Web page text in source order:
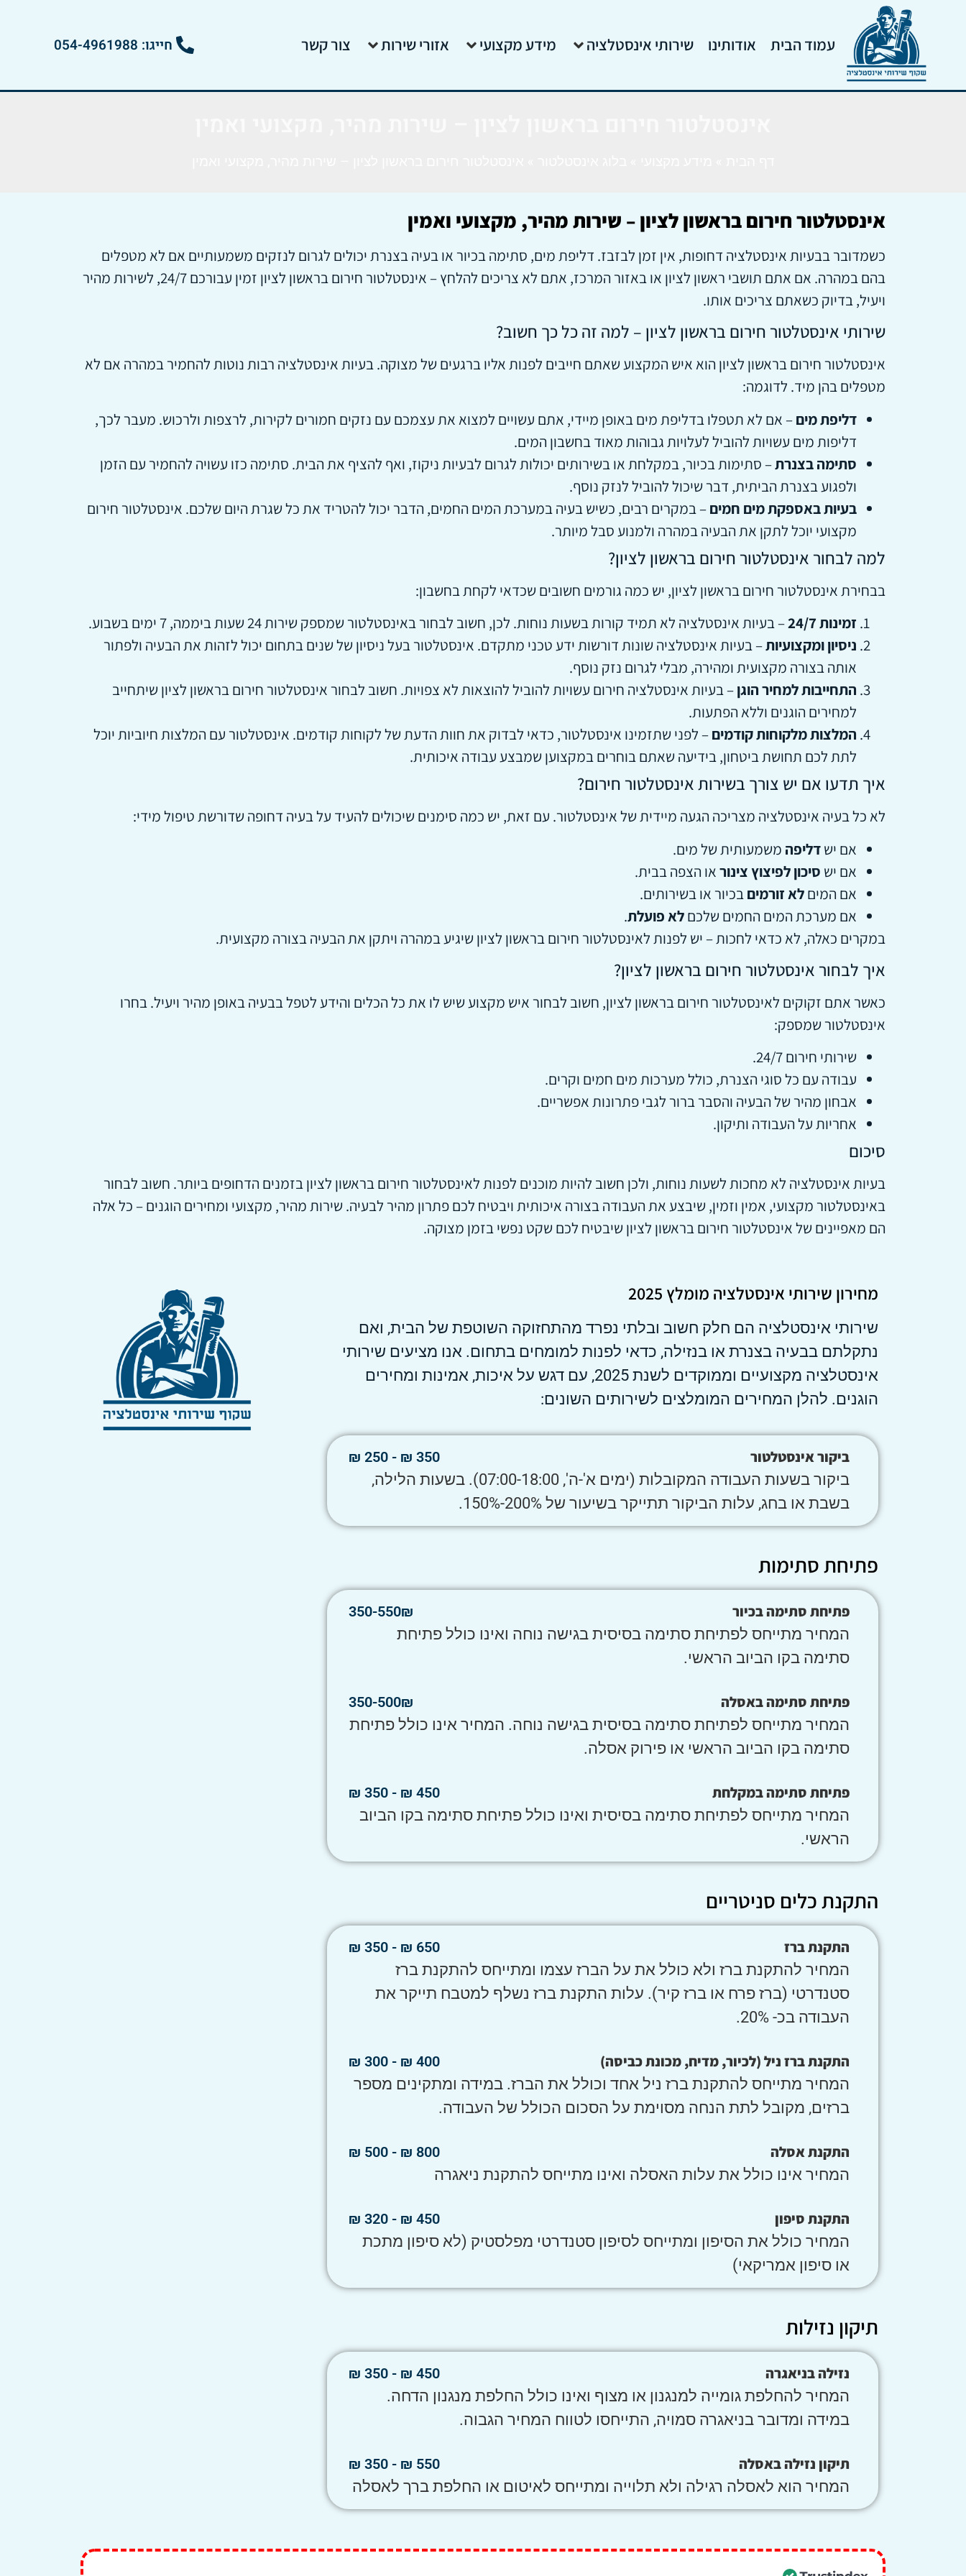
עמוד הבית אודותינו שירותי אינסטלציה מידע מקצועי אזורי שירות צור קשר חייגו: 054-4961988
אינסטלטור חירום בראשון לציון – שירות מהיר, מקצועי ואמין
כשמדובר בבעיות אינסטלציה דחופות, אין זמן לבזבז. דליפת מים, סתימה בכיור או בעיה בצנרת יכולים לגרום לנזקים משמעותיים אם לא מטפלים
בהם במהרה. אם אתם תושבי ראשון לציון או באזור המרכז, אתם לא צריכים להלחץ – אינסטלטור חירום בראשון לציון זמין עבורכם 24/7, לשירות מהיר
ויעיל, בדיוק כשאתם צריכים אותו.
שירותי אינסטלטור חירום בראשון לציון – למה זה כל כך חשוב?
אינסטלטור חירום בראשון לציון הוא איש המקצוע שאתם חייבים לפנות אליו ברגעים של מצוקה. בעיות אינסטלציה רבות נוטות להחמיר במהרה אם לא
מטפלים בהן מיד. לדוגמה:
דליפת מים– אם לא תטפלו בדליפת מים באופן מיידי, אתם עשויים למצוא את עצמכם עם נזקים חמורים לקירות, לרצפות ולרכוש. מעבר לכך,
דליפות מים עשויות להוביל לעלויות גבוהות מאוד בחשבון המים.
סתימה בצנרת– סתימות בכיור, במקלחת או בשירותים יכולות לגרום לבעיות ניקוז, ואף להציף את הבית. סתימה כזו עשויה להחמיר עם הזמן
ולפגוע בצנרת הביתית, דבר שיכול להוביל לנזק נוסף.
בעיות באספקת מים חמים– במקרים רבים, כשיש בעיה במערכת המים החמים, הדבר יכול להטריד את כל שגרת היום שלכם. אינסטלטור חירום
מקצועי יוכל לתקן את הבעיה במהרה ולמנוע סבל מיותר.
למה לבחור אינסטלטור חירום בראשון לציון?
בבחירת אינסטלטור חירום בראשון לציון, יש כמה גורמים חשובים שכדאי לקחת בחשבון:
זמינות 24/7
– בעיות אינסטלציה לא תמיד קורות בשעות נוחות. לכן, חשוב לבחור באינסטלטור שמספק שירות 24 שעות ביממה, 7 ימים בשבוע.
ניסיון ומקצועיות– בעיות אינסטלציה שונות דורשות ידע טכני מתקדם. אינסטלטור בעל ניסיון של שנים בתחום יכול לזהות את הבעיה ולפתור
אותה בצורה מקצועית ומהירה, מבלי לגרום נזק נוסף.
התחייבות למחיר הוגן– בעיות אינסטלציה חירום עשויות להוביל להוצאות לא צפויות. חשוב לבחור אינסטלטור חירום בראשון לציון שיתחייב
למחירים הוגנים וללא הפתעות.
המלצות מלקוחות קודמים– לפני שתזמינו אינסטלטור, כדאי לבדוק את חוות הדעת של לקוחות קודמים. אינסטלטור עם המלצות חיוביות יוכל
לתת לכם תחושת ביטחון, בידיעה שאתם בוחרים במקצוען שמבצע עבודה איכותית.
איך תדעו אם יש צורך בשירות אינסטלטור חירום?
לא כל בעיה אינסטלציה מצריכה הגעה מיידית של אינסטלטור. עם זאת, יש כמה סימנים שיכולים להעיד על בעיה דחופה שדורשת טיפול מידי:
אם ישדליפה משמעותית של מים.
אם יש סיכון לפיצוץ צינוראו הצפה בבית.
אם המיםלא זורמיםבכיור או בשירותים.
אם מערכת המים החמים שלכםלא פועלת.
במקרים כאלה, לא כדאי לחכות – יש לפנות לאינסטלטור חירום בראשון לציון שיגיע במהרה ויתקן את הבעיה בצורה מקצועית.
איך לבחור אינסטלטור חירום בראשון לציון?
כאשר אתם זקוקים לאינסטלטור חירום בראשון לציון, חשוב לבחור איש מקצוע שיש לו את כל הכלים והידע לטפל בבעיה באופן מהיר ויעיל. בחרו
אינסטלטור שמספק:
שירותי חירום 24/7.
עבודה עם כל סוגי הצנרת, כולל מערכות מים חמים וקרים.
אבחון מהיר של הבעיה והסבר ברור לגבי פתרונות אפשריים.
אחריות על העבודה ותיקון.
סיכום
בעיות אינסטלציה לא מחכות לשעות נוחות, ולכן חשוב להיות מוכנים לפנות לאינסטלטור חירום בראשון לציון בזמנים הדחופים ביותר. חשוב לבחור
באינסטלטור מקצועי, אמין וזמין, שיבצע את העבודה בצורה איכותית ויבטיח לכם פתרון מהיר לבעיה. שירות מהיר, מקצועי ומחירים הוגנים – כל אלה
הם מאפיינים של אינסטלטור חירום בראשון לציון שיבטיח לכם שקט נפשי בזמן מצוקה.
מחירון שירותי אינסטלציה מומלץ 2025
שירותי אינסטלציה הם חלק חשוב ובלתי נפרד מהתחזוקה השוטפת של הבית, ואם
נתקלתם בבעיה בצנרת או בנזילה, כדאי לפנות למומחים בתחום. אנו מציעים שירותי
אינסטלציה מקצועיים וממוקדים לשנת 2025, עם דגש על איכות, אמינות ומחירים
הוגנים. להלן המחירים המומלצים לשירותים השונים:
ביקור אינסטלטור 350 ₪ - 250 ₪
ביקור בשעות העבודה המקובלות (ימים א'-ה', 07:00-18:00). בשעות הלילה,
בשבת או בחג, עלות הביקור תתייקר בשיעור של 200%-150%.
פתיחת סתימות
פתיחת סתימה בכיור 350-550₪
המחיר מתייחס לפתיחת סתימה בסיסית בגישה נוחה ואינו כולל פתיחת
סתימה בקו הביוב הראשי.
פתיחת סתימה באסלה 350-500₪
המחיר מתייחס לפתיחת סתימה בסיסית בגישה נוחה. המחיר אינו כולל פתיחת
סתימה בקו הביוב הראשי או פירוק אסלה.
פתיחת סתימה במקלחת 450 ₪ - 350 ₪
המחיר מתייחס לפתיחת סתימה בסיסית ואינו כולל פתיחת סתימה בקו הביוב
הראשי.
התקנת כלים סניטריים
התקנת ברז 650 ₪ - 350 ₪
המחיר להתקנת ברז ולא כולל את על הברז עצמו ומתייחס להתקנת ברז
סטנדרטי (ברז פרח או ברז קיר). עלות התקנת ברז נשלף למטבח תייקר את
העבודה בכ- 20%.
התקנת ברז ניל (לכיור, מדיח, מכונת כביסה) 400 ₪ - 300 ₪
המחיר מתייחס להתקנת ברז ניל אחד וכולל את הברז. במידה ומתקינים מספר
ברזים, מקובל לתת הנחה מסוימת על הסכום הכולל של העבודה.
התקנת אסלה 800 ₪ - 500 ₪
המחיר אינו כולל את עלות האסלה ואינו מתייחס להתקנת ניאגרה
התקנת סיפון 450 ₪ - 320 ₪
המחיר כולל את הסיפון ומתייחס לסיפון סטנדרטי מפלסטיק (לא סיפון מתכת
או סיפון אמריקאי)
תיקון נזילות
נזילה בניאגרה 450 ₪ - 350 ₪
המחיר להחלפת גומייה למנגנון או מצוף ואינו כולל החלפת מנגנון הדחה.
במידה ומדובר בניאגרה סמויה, התייחסו לטווח המחיר הגבוה.
תיקון נזילה באסלה 550 ₪ - 350 ₪
המחיר הוא לאסלה רגילה ולא תלוייה ומתייחס לאיטום או החלפת ברך לאסלה